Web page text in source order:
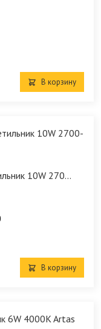
В корзину
10W 270...
В корзину